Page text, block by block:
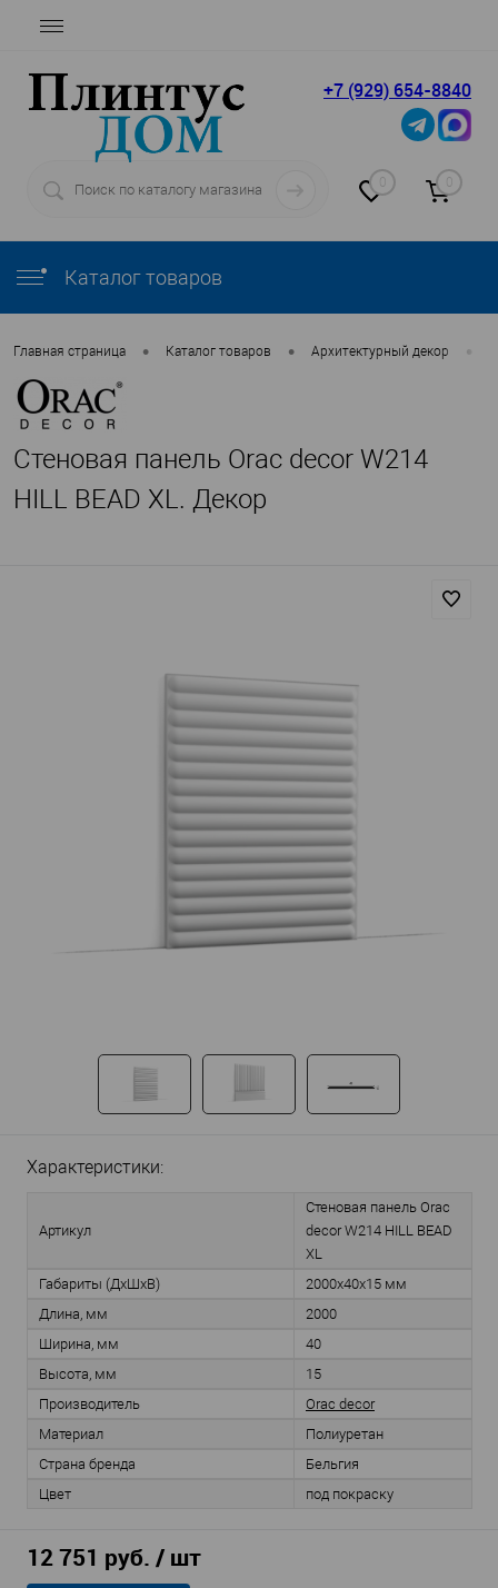
+7 (929) 654-8840
0 0
Каталог товаров
Главная страница • Каталог товаров • Архитектурный декор •
Стеновая панель Orac decor W214
HILL BEAD XL. Декор
Характеристики:
Артикул
Стеновая панель Orac
decor W214 HILL BEAD
XL
Габариты (ДхШхВ)
2000х40х15 мм
Длина, мм
2000
Ширина, мм
40
Высота, мм
15
Производитель
Orac decor
Материал
Полиуретан
Страна бренда
Бельгия
Цвет
под покраску
12 751 руб. / шт